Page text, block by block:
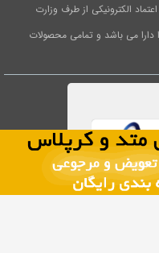
الکترونیکی از طرف وزارت
می باشد و تمامی محصولات